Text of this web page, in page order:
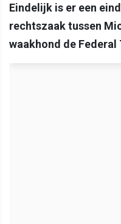
Eindelijk is er een
rechtszaak tussen
waakhond de